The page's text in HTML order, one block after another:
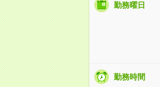
勤務曜日
勤務時間